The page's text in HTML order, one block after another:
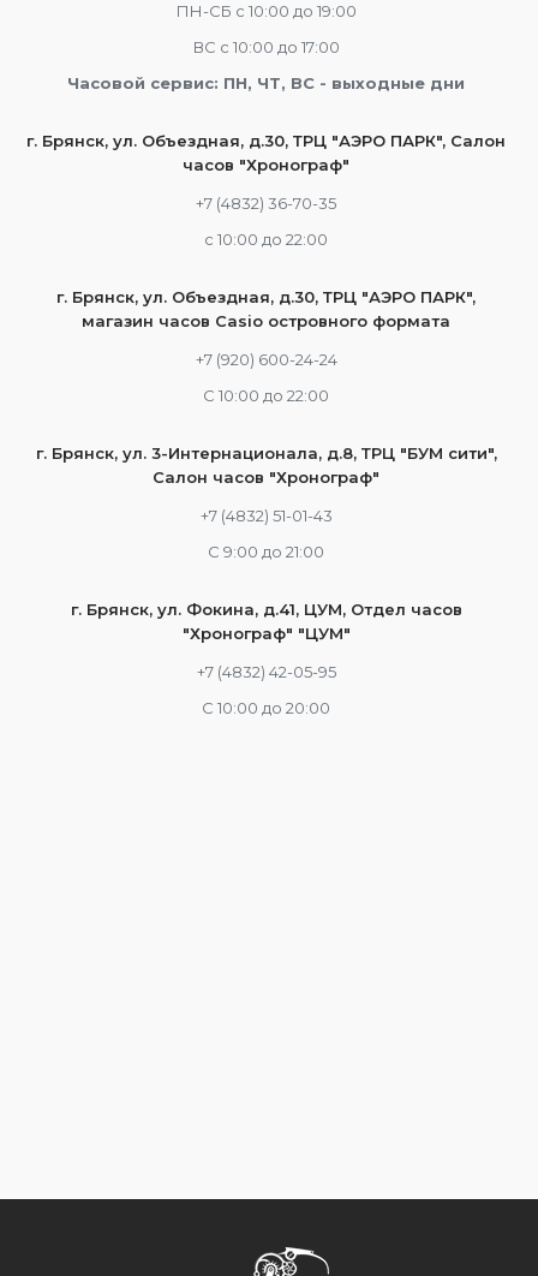
ПН-СБ с 10:00 до 19:00
ВС с 10:00 до 17:00
Часовой сервис: ПН, ЧТ, ВС - выходные дни
г. Брянск, ул. Объездная, д.30, ТРЦ "АЭРО ПАРК", Салон
часов "Хронограф"
+7 (4832) 36-70-35
c 10:00 до 22:00
г. Брянск, ул. Объездная, д.30, ТРЦ "АЭРО ПАРК",
магазин часов Casio островного формата
+7 (920) 600-24-24
С 10:00 до 22:00
г. Брянск, ул. 3-Интернационала, д.8, ТРЦ "БУМ сити",
Салон часов "Хронограф"
+7 (4832) 51-01-43
С 9:00 до 21:00
г. Брянск, ул. Фокина, д.41, ЦУМ, Отдел часов
"Хронограф" "ЦУМ"
+7 (4832) 42-05-95
С 10:00 до 20:00